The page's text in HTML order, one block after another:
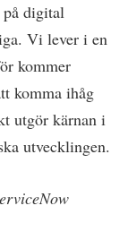
digital
Vi lever i en
kommer
komma ihåg
utgör kärnan i
utvecklingen.